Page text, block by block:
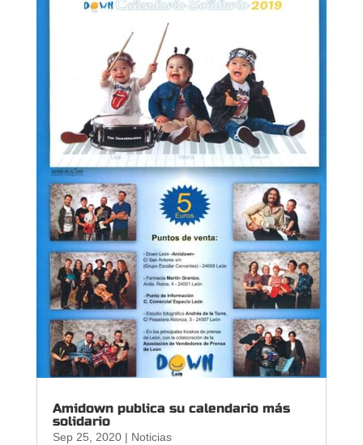
Amidown publica su calendario más
solidario
Sep 25, 2020| Noticias